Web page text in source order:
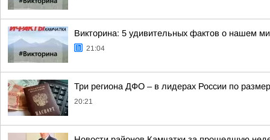
Викторина: 5 удивительных фактов о нашем
21:04
Три региона ДФО – в лидерах России по
20:21